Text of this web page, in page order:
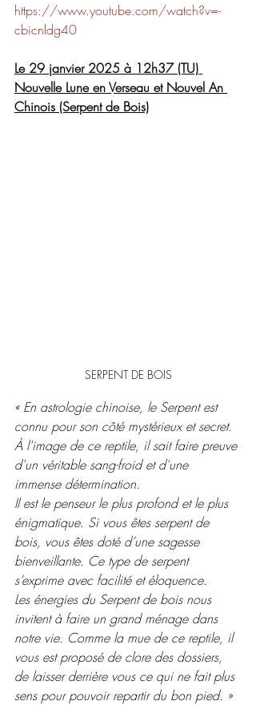
https://www.youtube.com/watch?v=-
cbicnldg40
Le 29 janvier 2025 à 12h37 (TU)
Nouvelle Lune en Verseau et Nouvel An
Chinois (Serpent de Bois)
SERPENT DE BOIS
« En astrologie chinoise, le Serpent est
connu pour son côté mystérieux et secret.
À l'image de ce reptile, il sait faire preuve
d'un véritable sang-froid et d'une
immense détermination.
Il est le penseur le plus profond et le plus
énigmatique. Si vous êtes serpent de
bois, vous êtes doté d’une sagesse
bienveillante. Ce type de serpent
s’exprime avec facilité et éloquence.
Les énergies du Serpent de bois nous
invitent à faire un grand ménage dans
notre vie. Comme la mue de ce reptile, il
vous est proposé de clore des dossiers,
de laisser derrière vous ce qui ne fait plus
sens pour pouvoir repartir du bon pied. »